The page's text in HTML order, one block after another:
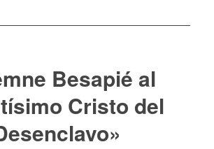
Besapié al
Cristo del